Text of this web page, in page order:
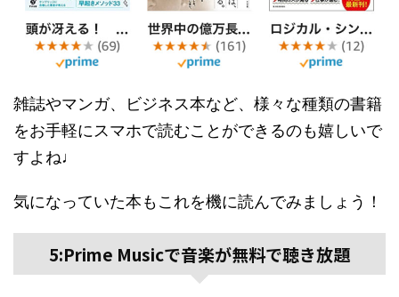
雑誌やマンガ、ビジネス本など、様々な種類の書籍
をお手軽にスマホで読むことができるのも嬉しいで
すよね♩
気になっていた本もこれを機に読んでみましょう！
5:Prime Musicで音楽が無料で聴き放題